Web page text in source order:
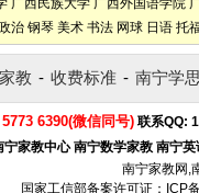
广西民族大学 广西外国语学院
治 钢琴 美术 书法 网球 日语 托
教 - 收费标准 - 南宁学
6390(微信同号) 联系QQ:
宁家教中心 南宁数学家教 南宁英
南宁家教网,
国家工信部备案许可证： ICP